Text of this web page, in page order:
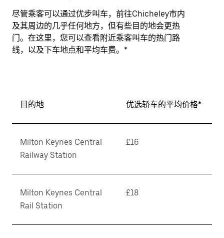
尽管乘客可以通过优步叫车，前往Chicheley市内
及其周边的几乎任何地方，但有些目的地会更热
门。在这里，您可以查看附近乘客叫车的热门路
线，以及下车地点和平均车费。*
目的地 优选轿车的平均价格*
Milton Keynes Central
Railway Station
£16
Milton Keynes Central
Rail Station
£18